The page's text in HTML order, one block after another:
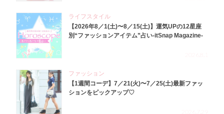
ライフスタイル
【2026年8／1(土)〜8／15(土)】運気UPの12星座
別“ファッションアイテム”占い-itSnap Magazine-
ファッション
【1週間コーデ】7／21(火)〜7／25(土)最新ファッ
ションをピックアップ♡